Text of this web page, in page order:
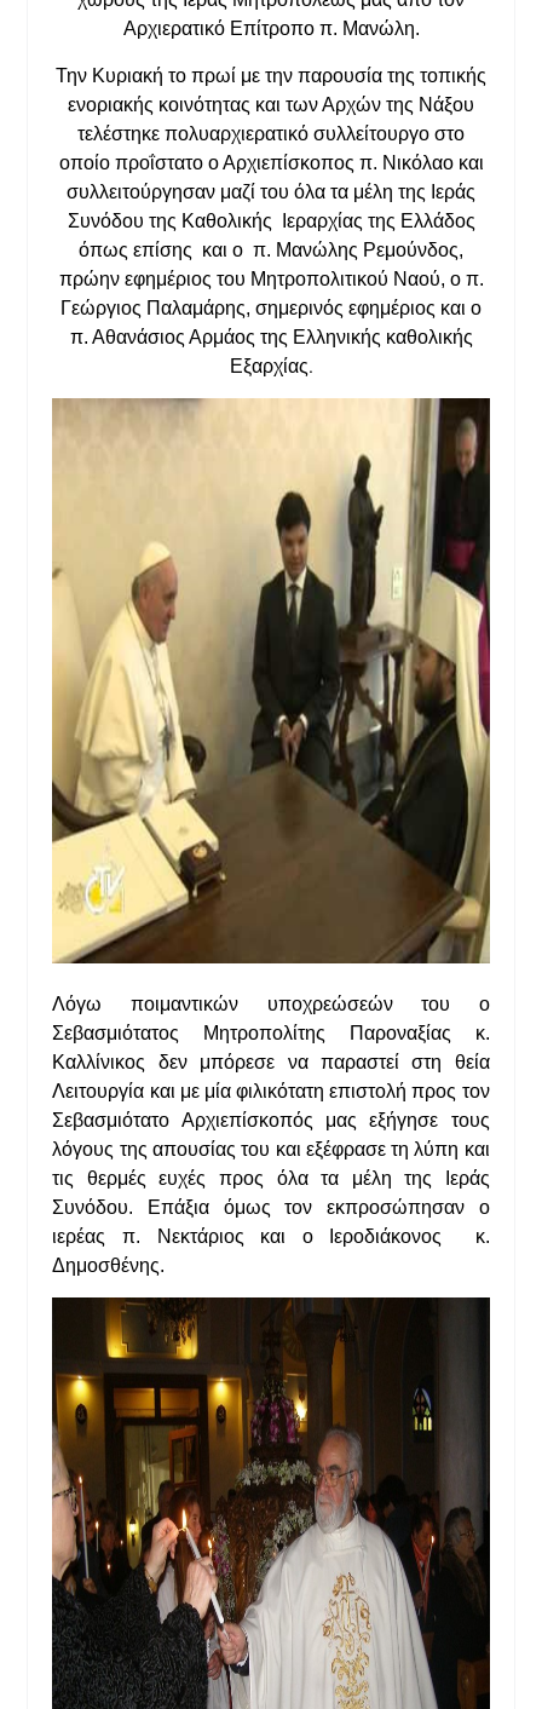
Αρχιερατικό Επίτροπο π. Μανώλη.
Την Κυριακή το πρωί με την παρουσία της τοπικής
ενοριακής κοινότητας και των Αρχών της Νάξου
τελέστηκε πολυαρχιερατικό συλλείτουργο στο
οποίο προΐστατο ο Αρχιεπίσκοπος π. Νικόλαο και
συλλειτούργησαν μαζί του όλα τα μέλη της Ιεράς
Συνόδου της Καθολικής Ιεραρχίας της Ελλάδος
όπως επίσης και ο π. Μανώλης Ρεμούνδος,
πρώην εφημέριος του Μητροπολιτικού Ναού, ο π.
Γεώργιος Παλαμάρης, σημερινός εφημέριος και ο
π. Αθανάσιος Αρμάος της Ελληνικής καθολικής
Εξαρχίας.
Λόγω ποιμαντικών υποχρεώσεών του ο
Σεβασμιότατος Μητροπολίτης Παροναξίας κ.
Καλλίνικος δεν μπόρεσε να παραστεί στη θεία
Λειτουργία και με μία φιλικότατη επιστολή προς τον
Σεβασμιότατο Αρχιεπίσκοπός μας εξήγησε τους
λόγους της απουσίας του και εξέφρασε τη λύπη και
τις θερμές ευχές προς όλα τα μέλη της Ιεράς
Συνόδου. Επάξια όμως τον εκπροσώπησαν ο
ιερέας π. Νεκτάριος και ο Ιεροδιάκονος κ.
Δημοσθένης.